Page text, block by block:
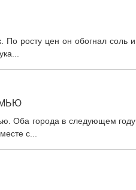
По росту цен он обогнал соль и
Оба города в следующем году
с...